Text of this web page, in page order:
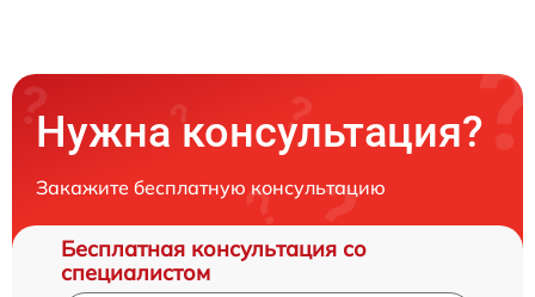
Нужна консультация?
Закажите бесплатную консультацию
Бесплатная консультация со
специалистом